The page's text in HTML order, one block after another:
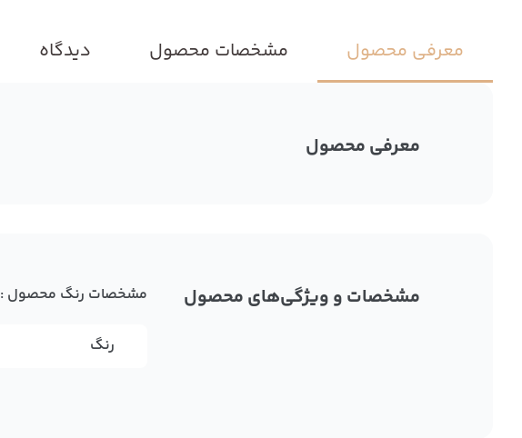
معرفی محصول مشخصات محصول دیدگاه
معرفی محصول
مشخصات و ویژگی‌های محصول مشخصات رنگ محصول :
رنگ